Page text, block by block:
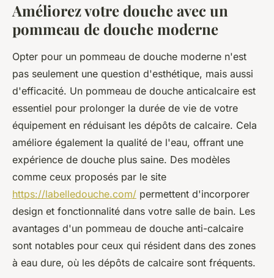
Améliorez votre douche avec un
pommeau de douche moderne
Opter pour un pommeau de douche moderne n'est
pas seulement une question d'esthétique, mais aussi
d'efficacité. Un pommeau de douche anticalcaire est
essentiel pour prolonger la durée de vie de votre
équipement en réduisant les dépôts de calcaire. Cela
améliore également la qualité de l'eau, offrant une
expérience de douche plus saine. Des modèles
comme ceux proposés par le site
https://labelledouche.com/ permettent d'incorporer
design et fonctionnalité dans votre salle de bain. Les
avantages d'un pommeau de douche anti-calcaire
sont notables pour ceux qui résident dans des zones
à eau dure, où les dépôts de calcaire sont fréquents.